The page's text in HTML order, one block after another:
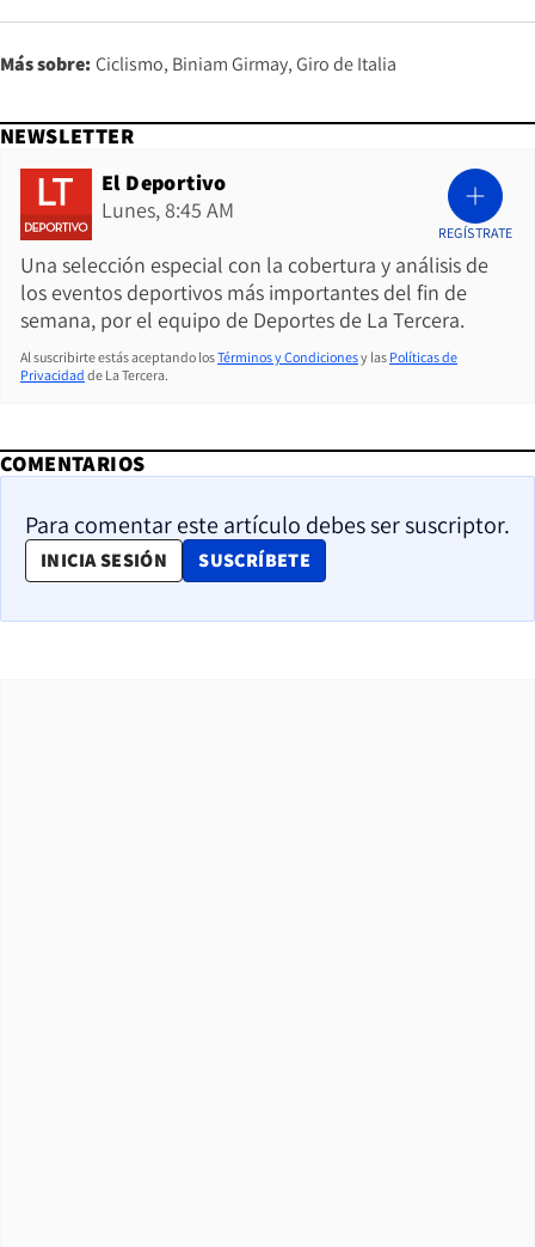
Más sobre: Ciclismo Biniam Girmay Giro de Italia
NEWSLETTER
El Deportivo
Lunes, 8:45 AM
Una selección especial con la cobertura y análisis de
los eventos deportivos más importantes del fin de
semana, por el equipo de Deportes de La Tercera.
REGÍSTRATE
Al suscribirte estás aceptando losTérminos y Condicionesy las Políticas de
Privacidad de La Tercera.
COMENTARIOS
Para comentar este artículo debes ser suscriptor.
INICIA SESIÓN SUSCRÍBETE
OPENS IN NEW WINDOW